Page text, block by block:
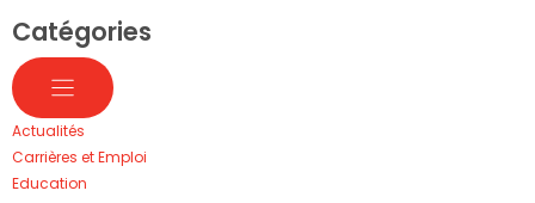
Catégories
Actualités
Carrières et Emploi
Education